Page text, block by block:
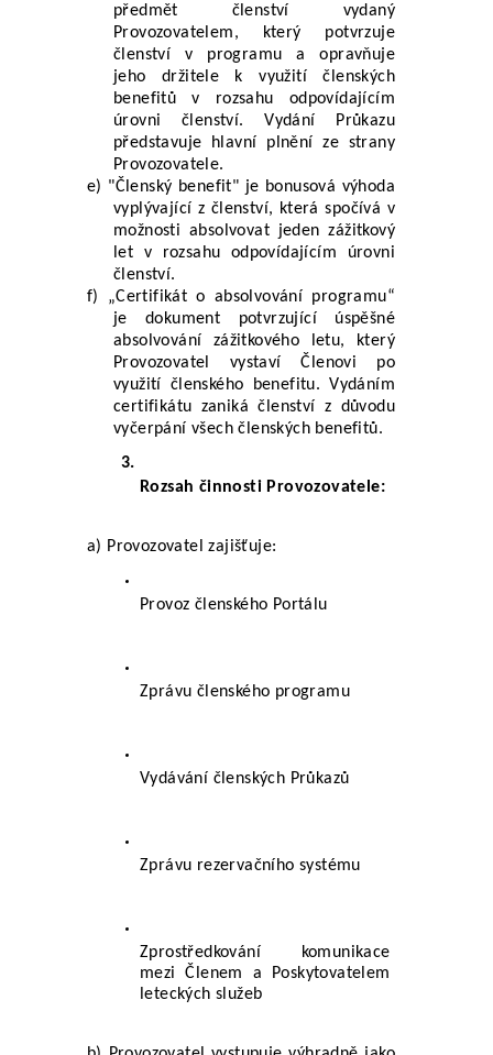
předmět členství vydaný
Provozovatelem, který potvrzuje
členství v programu a opravňuje
jeho držitele k využití členských
benefitů v rozsahu odpovídajícím
úrovni členství. Vydání Průkazu
představuje hlavní plnění ze strany
Provozovatele.
e) "Členský benefit" je bonusová výhoda
vyplývající z členství, která spočívá v
možnosti absolvovat jeden zážitkový
let v rozsahu odpovídajícím úrovni
členství.
f) „Certifikát o absolvování programu“
je dokument potvrzující úspěšné
absolvování zážitkového letu, který
Provozovatel vystaví Členovi po
využití členského benefitu. Vydáním
certifikátu zaniká členství z důvodu
vyčerpání všech členských benefitů.
Rozsah činnosti Provozovatele:
a) Provozovatel zajišťuje:
Provoz členského Portálu
Zprávu členského programu
Vydávání členských Průkazů
Zprávu rezervačního systému
Zprostředkování komunikace
mezi Členem a Poskytovatelem
leteckých služeb